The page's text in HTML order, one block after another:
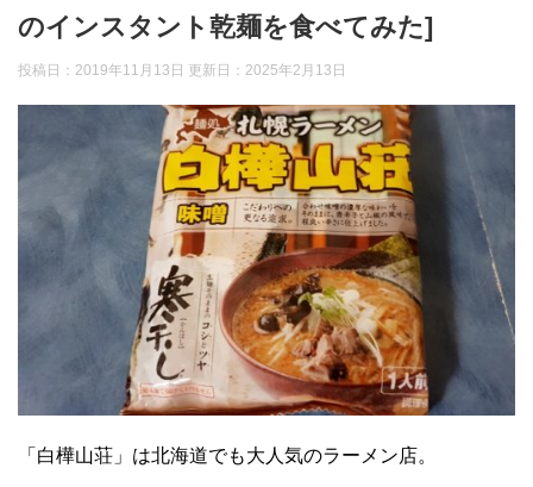
のインスタント乾麺を食べてみた]
投稿日：2019年11月13日 更新日： 2025年2月13日
「白樺山荘」は北海道でも大人気のラーメン店。